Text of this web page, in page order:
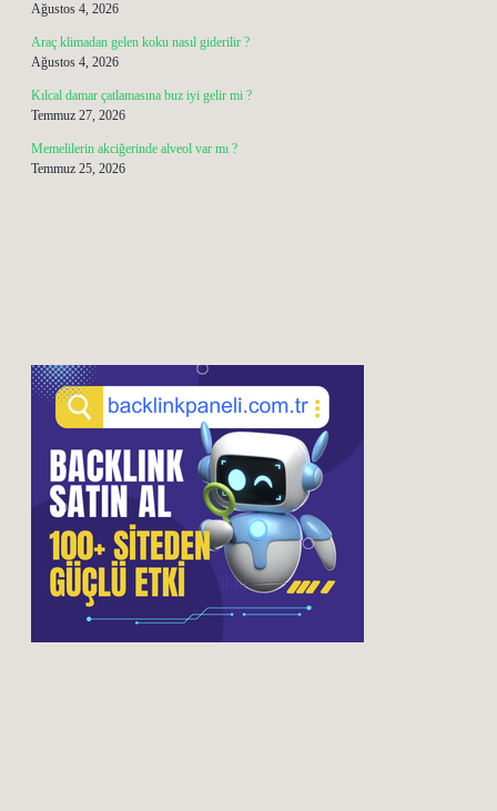
Ağustos 4, 2026
Araç klimadan gelen koku nasıl giderilir ?
Ağustos 4, 2026
Kılcal damar çatlamasına buz iyi gelir mi ?
Temmuz 27, 2026
Memelilerin akciğerinde alveol var mı ?
Temmuz 25, 2026